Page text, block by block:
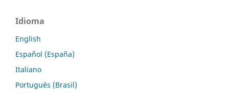
Idioma
English
Español (España)
Italiano
Português (Brasil)